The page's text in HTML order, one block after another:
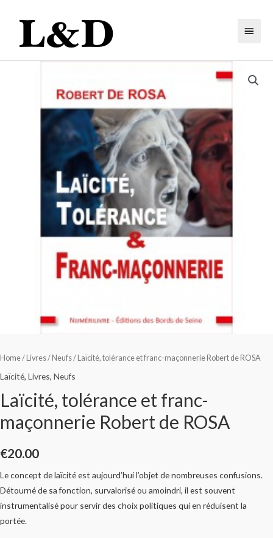
Home/ Livres/ Neufs/ Laïcité, tolérance et franc-maçonnerie Robert de ROSA
Laïcité, Livres, Neufs
Laïcité, tolérance et franc-
maçonnerie Robert de ROSA
€20.00
Le concept de laïcité est aujourd’hui l’objet de nombreuses confusions.
Détourné de sa fonction, survalorisé ou amoindri, il est souvent
instrumentalisé pour servir des choix politiques qui en réduisent la
portée.